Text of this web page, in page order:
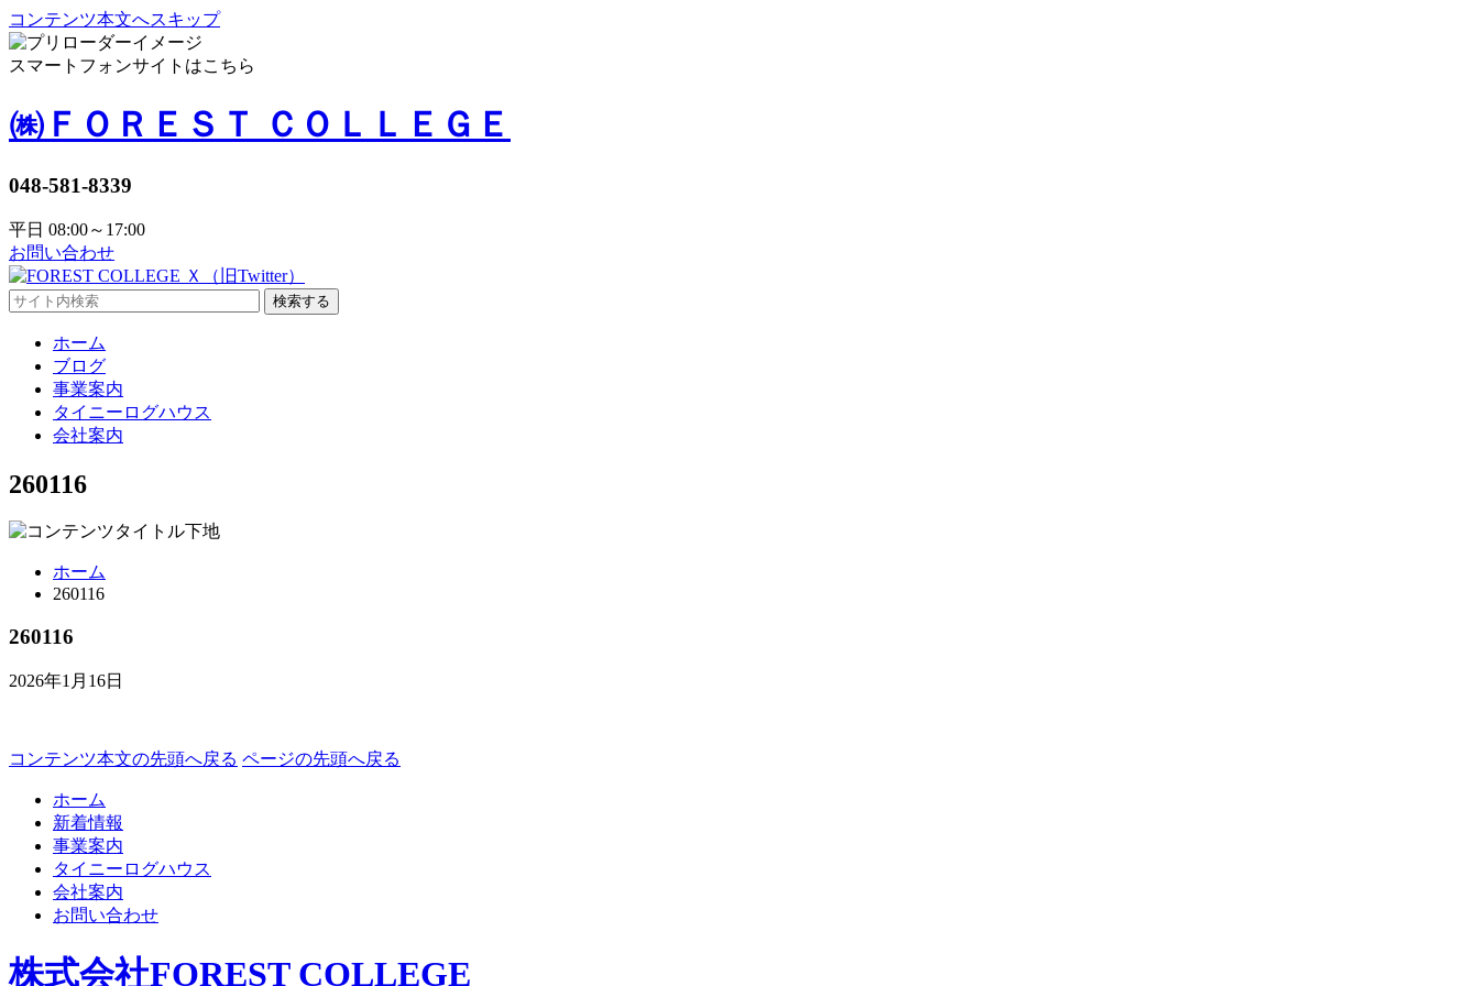
コンテンツ本文へスキップ
スマートフォンサイトはこちら
㈱ＦＯＲＥＳＴ ＣＯＬＬＥＧＥ
048-581-8339
平日 08:00～17:00
お問い合わせ
検索する
ホーム
ブログ
事業案内
タイニーログハウス
会社案内
260116
ホーム
260116
260116
2026年1月16日
コンテンツ本文の先頭へ戻る ページの先頭へ戻る
ホーム
新着情報
事業案内
タイニーログハウス
会社案内
お問い合わせ
株式会社FOREST COLLEGE